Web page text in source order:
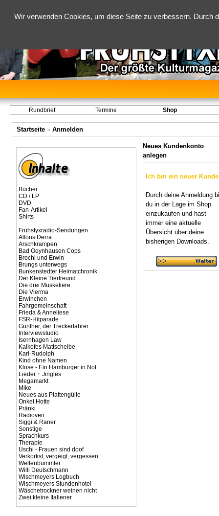
Wir verwenden Cookies, um diese Seite zu verbessern.
Rundbrief Termine Shop
Startseite» Anmelden
Bücher
CD / LP
DVD
Fan-Artikel
Shirts
Frühstyxradio-Sendungen
Alfons Derra
Arschkrampen
Bad Oeynhausen Cops
Brochi und Erwin
Brungs unterwegs
Bunkenstedter Heimatchronik
Der Kleine Tierfreund
Die drei Musketiere
Die Vierma
Erwinchen
Fahrgemeinschaft
Frieda & Anneliese
FSR-Hitparade
Günther, der Treckerfahrer
Interviewstudio
Isernhagen Law
Kalkofes Mattscheibe
Karl-Rudolph
Kind ohne Namen
Klose - Ein Hamburger in Not
Lieder + Jingles
Megamarkt
Mike
Neues aus Plattengülle
Onkel Hotte
Pränki
Radioven
Siggi & Raner
Sonstige
Sprachkurs
Therapie
Uschi - Frauen sind doof
Verkorkst, vergeigt, vergessen
Weltenbummler
Willi Deutschmann
Wischmeyers Logbuch
Wischmeyers Stundenhotel
Wäschetrockner weinen nicht
Zwei kleine Italiener
Neues Kundenkonto
anlegen
Ich bin ein neuer
Durch deine Anmeldung
du in der Lage im Shop
einzukaufen und hast
immer eine aktuelle
Übersicht über deine
bisherigen Downloads.